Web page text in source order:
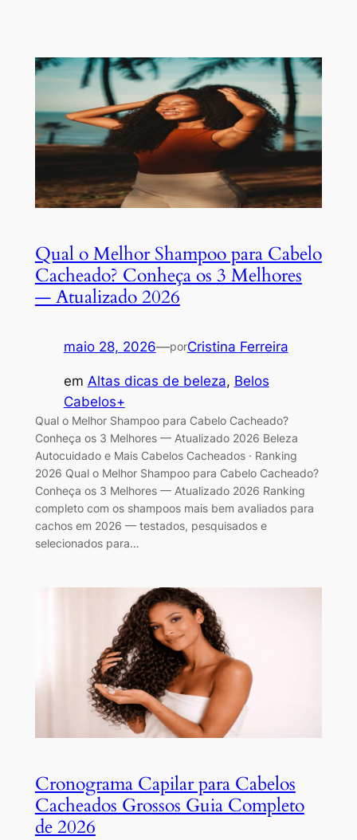
Qual o Melhor Shampoo para Cabelo
Cacheado? Conheça os 3 Melhores
— Atualizado 2026
maio 28, 2026—porCristina Ferreira
em Altas dicas de beleza, Belos
Cabelos+
Qual o Melhor Shampoo para Cabelo Cacheado?
Conheça os 3 Melhores — Atualizado 2026 Beleza
Autocuidado e Mais Cabelos Cacheados · Ranking
2026 Qual o Melhor Shampoo para Cabelo Cacheado?
Conheça os 3 Melhores — Atualizado 2026 Ranking
completo com os shampoos mais bem avaliados para
cachos em 2026 — testados, pesquisados e
selecionados para…
Cronograma Capilar para Cabelos
Cacheados Grossos Guia Completo
de 2026